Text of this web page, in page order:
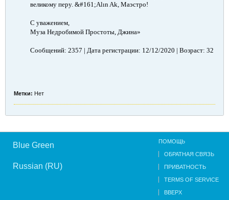
великому перу. &#161;Alın Ak, Маэстро!
С уважением,
Муза Недробимой Простоты, Джина»
Сообщений: 2357 | Дата регистрации: 12/12/2020 | Возраст: 32
Метки: Нет
Blue Green
Russian (RU)
ПОМОЩЬ
ОБРАТНАЯ СВЯЗЬ
ПРИВАТНОСТЬ
TERMS OF SERVICE
ВВЕРХ